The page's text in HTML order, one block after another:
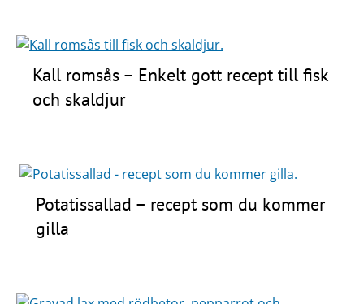
Kall romsås – Enkelt gott recept till fisk
och skaldjur
Potatissallad – recept som du kommer
gilla